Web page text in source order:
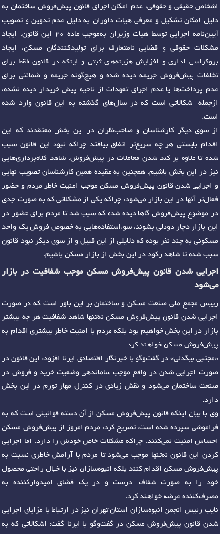
اشخاص حقیقی و حقوقی، عدم امکان اجرای قانون پیش‌فروش ساختمان به
دلیل امکان تشکیل و معرفی هیات داوران به دلیل عدم تدوین و تصویب
آیین‌نامه اجرایی توسط هیات وزیران به‌موجب ماده ۲۰ این قانون، ایجاد
مشکلات حقوقی و قضایی نامتعارف برای تولیدکنندگان مسکن، ایجاد
بروکراسی اداری و افزایش هزینه‌های ثبتی و اینکه در قانون فقط برای
تخلفات پیش‌فروش جریمه دیده شده و هیچ‌گونه جریمه و ضمانتی برای
عدم پرداخت‌ها یا عدم اجرای تعهدات از ناحیه پیش خریدار دیده نشده،
ازجمله اشکالاتی است که در سال‌های گذشته به این قانون وارد شده
است.
از سوی دیگر کارشناسان و صاحب‌نظران در این بخش معتقدند که این
اقدام بایستی هر چه سریع‌تر اتفاق بیافتد چراکه نبود این قانون سبب
شده تا علاوه بر کند شدن معاملات در پیش‌فروش، شاهد کلاه‌برداری‌هایی
نیز در این بخش باشیم. همچنین به عقیده همین کارشناسان تصویب نهایی
و اجرایی شدن قانون پیش‌فروش مسکن موجب امنیت خاطر مردم و حضور
فعال‌تر آنها در این بازار می‌شود؛ چراکه یکی از مشکلاتی که به صورت جدی
در موضوع پیش‌فروش گاها دیده شده که سبب شد تا مردم برای حضور در
این بازار دچار دودلی بشوند، سوءاستفاده‌هایی به خصوص فروش یک واحد
مسکونی به چند نفر بوده که دلایلی از این قبیل و از سوی دیگر نبود قانون
سبب شده تا شاهد رکود در این بخش از بازار مسکن باشیم.
اجرایی شدن قانون پیش‌فروش مسکن موجب شفافیت در بازار
می‌شود
رییس مجمع ملی صنعت مسکن و ساختمان بر این باور است که در صورت
اجرایی شدن قانون پیش‌فروش مسکن نه‌تنها شاهد شفافیت هر چه بیشتر
بازار در این بخش خواهیم بود بلکه مردم با امنیت خاطر بیشتری اقدام به
پیش‌فروش مسکن خواهند کرد.
«مجتبی بیگدلی» در گفت‌وگو با خبرنگار اقتصادی ایرنا افزود: این قانون در
صورت اجرایی شدن در واقع موجب ساماندهی وضعیت خرید و فروش در
صنعت ساختمان می‌شود و نقش زیادی در کنترل مهار تورم در این بخش
دارد.
وی با بیان اینکه قانون پیش‌فروش مسکن از آن دسته قوانینی است که به
فراموشی سپرده شده است، تصریح کرد: مردم امروز از پیش‌فروش مسکن
احساس امنیت نمی‌کنند، چراکه مشکلات خاص خودش را دارد، اما اجرایی
کردن این قانون نه‌تنها موجب می‌شود تا مردم با آرامش خاطری نسبت به
پیش‌فروش مسکن اقدام کنند بلکه انبوه‌سازان نیز با خیال راحتی محصول
خود را به صورت شفاف، درست و در یک فضای امیدوارکننده به
مصرف‌کننده عرضه خواهند کرد.
نایب رئیس انجمن انبوه‌سازان استان تهران نیز در ارتباط با مزایای اجرایی
شدن قانون پیش‌فروش مسکن در گفت‌وگو با ایرنا گفت: اشکالاتی که به